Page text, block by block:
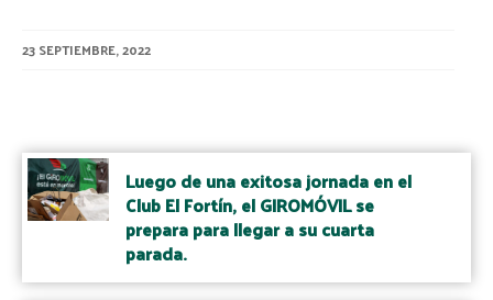
23 SEPTIEMBRE, 2022
Post
navigation Luego de una exitosa jornada en el
Club El Fortín, el GIROMÓVIL se
prepara para llegar a su cuarta
parada.